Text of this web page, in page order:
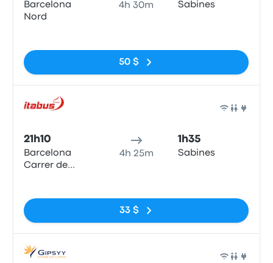
Barcelona
Nord
4h 30m Sabines
50 $
21h10
Barcelona
Carrer de
4h 25m
1h35
Sabines
33 $